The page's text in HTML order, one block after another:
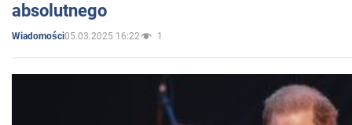
absolutnego
Wiadomości05.03.2025 16:22 1